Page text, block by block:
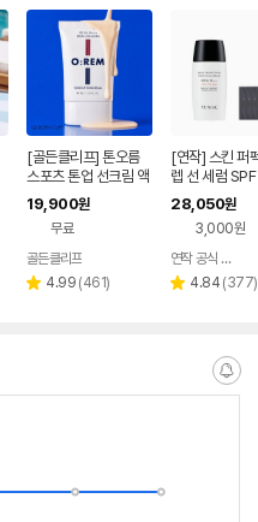
[골든클리프] 톤오름
스포츠 톤업 선크림 액
티비티 전용 40ml, 1
개
19,900원
무료
페이
골든클리프
별 4.99 리
(461)
[연작] 스킨 퍼
렙 선 세럼
PA++++
28,050원
3,000원
연작 공식 스토어
별 4.84 리
(377)
알